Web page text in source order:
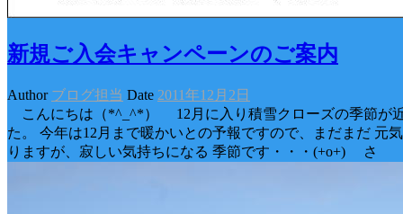
新規ご入会キャンペーンのご案内
Author ブログ担当 Date 2011年12月2日
こんにちは（*^_^*） 12月に入り積雪クローズの季節が
た。 今年は12月まで暖かいとの予報ですので、まだまだ 元
りますが、寂しい気持ちになる 季節です・・・(+o+) さ